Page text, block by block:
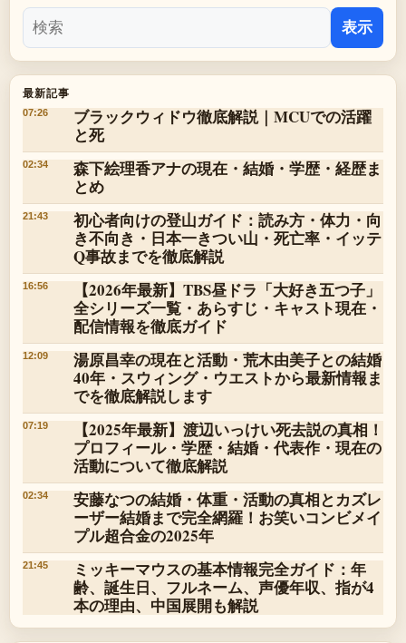
表示
最新記事
07:26
ブラックウィドウ徹底解説｜MCUでの活躍
と死
02:34
森下絵理香アナの現在・結婚・学歴・経歴ま
とめ
21:43
初心者向けの登山ガイド：読み方・体力・向
き不向き・日本一きつい山・死亡率・イッテ
Q事故までを徹底解説
16:56
【2026年最新】TBS昼ドラ「大好き五つ子」
全シリーズ一覧・あらすじ・キャスト現在・
配信情報を徹底ガイド
12:09
湯原昌幸の現在と活動・荒木由美子との結婚
40年・スウィング・ウエストから最新情報ま
でを徹底解説します
07:19
【2025年最新】渡辺いっけい死去説の真相！
プロフィール・学歴・結婚・代表作・現在の
活動について徹底解説
02:34
安藤なつの結婚・体重・活動の真相とカズレ
ーザー結婚まで完全網羅！お笑いコンビメイ
プル超合金の2025年
21:45
ミッキーマウスの基本情報完全ガイド：年
齢、誕生日、フルネーム、声優年収、指が4
本の理由、中国展開も解説